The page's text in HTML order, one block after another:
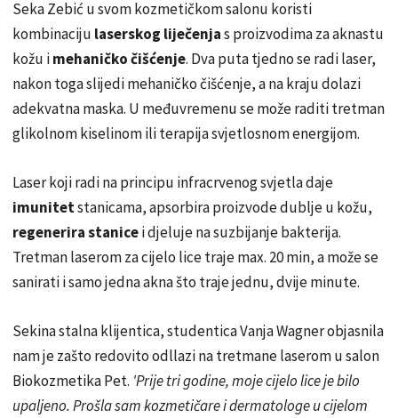
Seka Zebić u svom kozmetičkom salonu koristi
kombinaciju laserskog liječenjas proizvodima za aknastu
kožu imehaničko čišćenje. Dva puta tjedno se radi laser,
nakon toga slijedi mehaničko čišćenje, a na kraju dolazi
adekvatna maska. U međuvremenu se može raditi tretman
glikolnom kiselinom ili terapija svjetlosnom energijom.
Laser koji radi na principu infracrvenog svjetla daje
imunitetstanicama, apsorbira proizvode dublje u kožu,
regenerira stanicei djeluje na suzbijanje bakterija.
Tretman laserom za cijelo lice traje max. 20 min, a može se
sanirati i samo jedna akna što traje jednu, dvije minute.
Sekina stalna klijentica, studentica Vanja Wagner objasnila
nam je zašto redovito odllazi na tretmane laserom u salon
Biokozmetika Pet. 'Prije tri godine, moje cijelo lice je bilo
upaljeno. Prošla sam kozmetičare i dermatologe u cijelom